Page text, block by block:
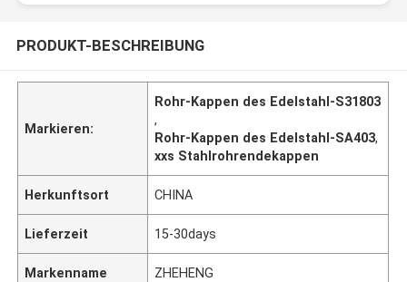
PRODUKT-BESCHREIBUNG
Markieren:
Rohr-Kappen des Edelstahl-S31803
,
Rohr-Kappen des Edelstahl-SA403,
xxs Stahlrohrendekappen
Herkunftsort CHINA
Lieferzeit 15-30days
Markenname ZHEHENG